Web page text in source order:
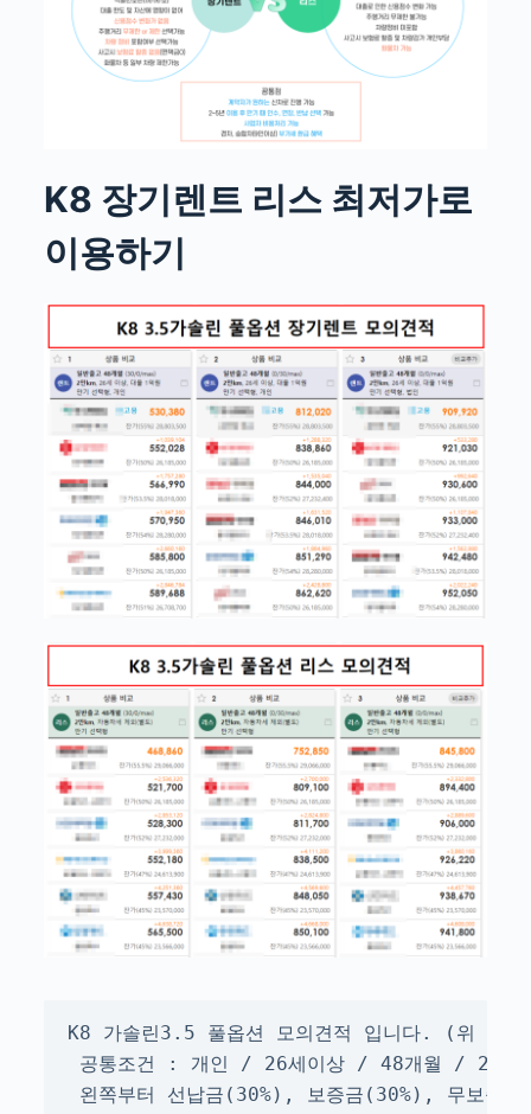
K8 장기렌트 리스 최저가로
이용하기
K8 가솔린3.5 풀옵션 모의견적 입니다. (위 -
공통조건 : 개인 / 26세이상 / 48개월 / 2만
왼쪽부터 선납금(30%), 보증금(30%), 무보증